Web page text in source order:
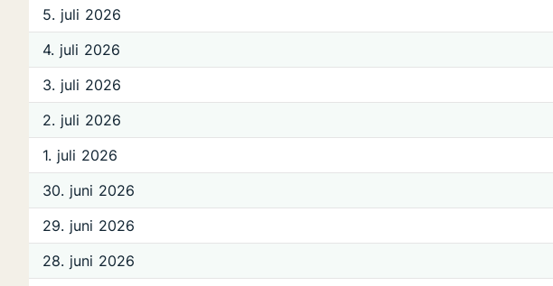
5. juli 2026
4. juli 2026
3. juli 2026
2. juli 2026
1. juli 2026
30. juni 2026
29. juni 2026
28. juni 2026